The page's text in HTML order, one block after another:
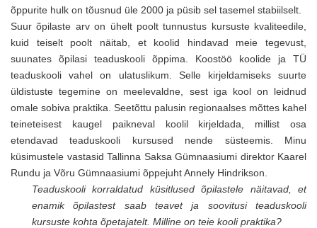
õppurite hulk on tõusnud üle 2000 ja püsib sel tasemel stabiilselt.
Suur õpilaste arv on ühelt poolt tunnustus kursuste kvaliteedile,
kuid teiselt poolt näitab, et koolid hindavad meie tegevust,
suunates õpilasi teaduskooli õppima. Koostöö koolide ja TÜ
teaduskooli vahel on ulatuslikum. Selle kirjeldamiseks suurte
üldistuste tegemine on meelevaldne, sest iga kool on leidnud
omale sobiva praktika. Seetõttu palusin regionaalses mõttes kahel
teineteisest kaugel paikneval koolil kirjeldada, millist osa
etendavad teaduskooli kursused nende süsteemis. Minu
küsimustele vastasid Tallinna Saksa Gümnaasiumi direktor Kaarel
Rundu ja Võru Gümnaasiumi õppejuht Annely Hindrikson.
Teaduskooli korraldatud küsitlused õpilastele näitavad, et
enamik õpilastest saab teavet ja soovitusi teaduskooli
kursuste kohta õpetajatelt. Milline on teie kooli praktika?